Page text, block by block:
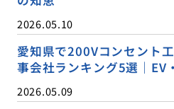
2026.05.10
愛知県で200Vコンセント
事会社ランキング5選｜EV
2026.05.09